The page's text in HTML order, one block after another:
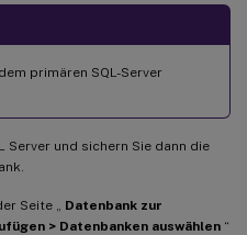
primären SQL-Server
Server und sichern Sie dann die
Seite „ Datenbank zur
> Datenbanken auswählen “